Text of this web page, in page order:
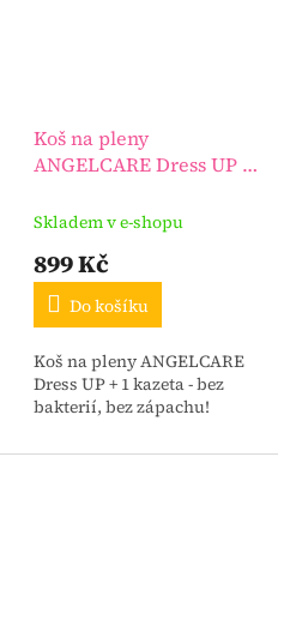
Koš na pleny
ANGELCARE Dress UP +
Skladem v e-shopu
899 Kč
Do košíku
Koš na pleny ANGELCARE
Dress UP + 1 kazeta - bez
bakterií, bez zápachu!